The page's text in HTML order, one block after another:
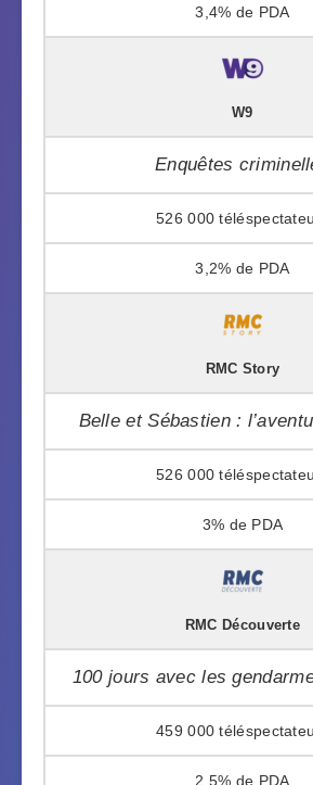
3,4%
W9
Enquêtes
526 000
3,2%
RMC Story
Belle et Sébastien :
526 000
3%
RMC Découverte
100 jours avec les
459 000
2,5%